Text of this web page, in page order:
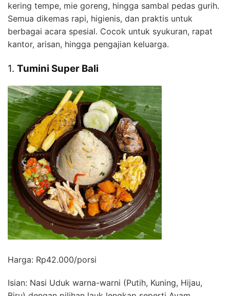
kering tempe, mie goreng, hingga sambal pedas gurih.
Semua dikemas rapi, higienis, dan praktis untuk
berbagai acara spesial. Cocok untuk syukuran, rapat
kantor, arisan, hingga pengajian keluarga.
1. Tumini Super Bali
Harga: Rp42.000/porsi
Isian: Nasi Uduk warna-warni (Putih, Kuning, Hijau,